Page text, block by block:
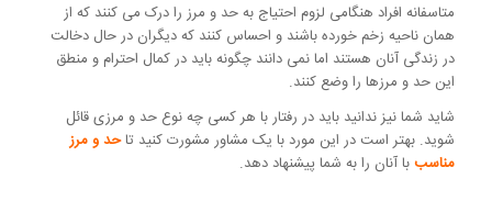
متاسفانه افراد هنگامی لزوم احتیاج به حد و مرز را درک می کنند که از
همان ناحیه زخم خورده باشند و احساس کنند که دیگران در حال دخالت
در زندگی آنان هستند اما نمی دانند چگونه باید در کمال احترام و منطق
این حد و مرزها را وضع کنند.
شاید شما نیز ندانید باید در رفتار با هر کسی چه نوع حد و مرزی قائل
شوید. ‌بهتر است در این مورد با یک مشاور مشورت کنید تاحد و مرز
مناسببا آنان را به شما پیشنهاد دهد.